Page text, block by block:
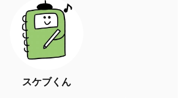
スケブくん